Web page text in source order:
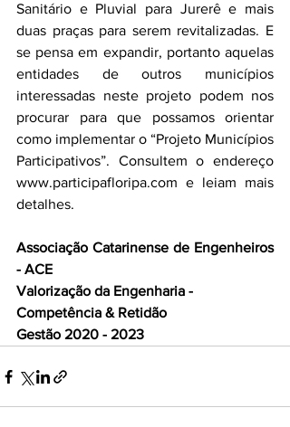
Sanitário e Pluvial para Jurerê e mais
duas praças para serem revitalizadas. E
se pensa em expandir, portanto aquelas
entidades de outros municípios
interessadas neste projeto podem nos
procurar para que possamos orientar
como implementar o “Projeto Municípios
Participativos”. Consultem o endereço
www.participafloripa.com e leiam mais
detalhes.
Associação Catarinense de Engenheiros
- ACE
Valorização da Engenharia -
Competência & Retidão
Gestão 2020 - 2023